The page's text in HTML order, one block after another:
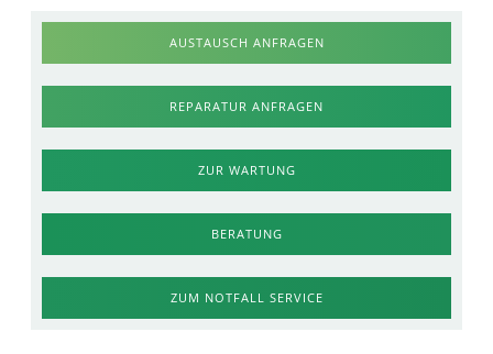
AUSTAUSCH ANFRAGEN
REPARATUR ANFRAGEN
ZUR WARTUNG
BERATUNG
ZUM NOTFALL SERVICE